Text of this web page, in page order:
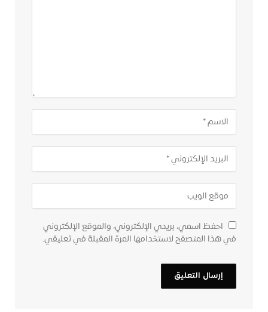
احفظ اسمي، بريدي الإلكتروني، والموقع الإلكتروني
في هذا المتصفح لاستخدامها المرة المقبلة في تعليقي.